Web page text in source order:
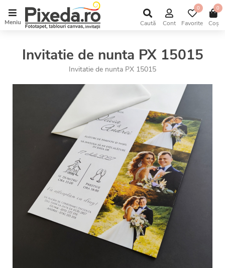
Meniu Caută Cont Favorite
0
Coș
0
Invitatie de nunta PX 15015
Invitatie de nunta PX 15015